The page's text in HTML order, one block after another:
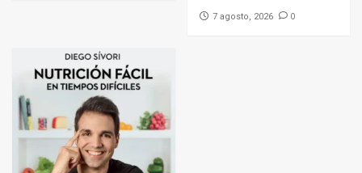
7 agosto, 2026 0